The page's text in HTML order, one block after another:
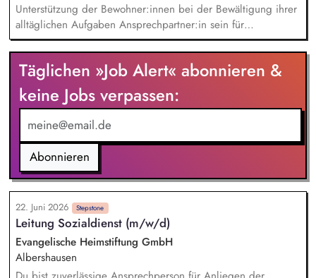
Unterstützung der Bewohner:innen bei der Bewältigung ihrer
alltäglichen Aufgaben Ansprechpartner:in sein für
Bewohner:innen im Rahmen des Bezugsbetreuersystems
Begleitung von Angeboten im Rahmen der Freizeitgestaltung
(z. B. Ausflüge) Begleitung der Bewohner:innen zu
Arztterminen inkl. Vor- und Nachbereitung Unterstützung
oder Übernahme beim Richten oder Ausgeben der
verordneten Medikamente Ausrichtung der Arbeit an den
individuellen Zielen der Bewohner:innen Zusammenarbeit mit
externen Stellen (z. B. gesetzliche Betreuung, Ärzte,
Kostenträger)
Täglichen »Job Alert« abonnieren &
keine Jobs verpassen:
Abonnieren
22. Juni 2026 Stepstone
Leitung Sozialdienst (m/w/d)
Evangelische Heimstiftung GmbH
Albershausen